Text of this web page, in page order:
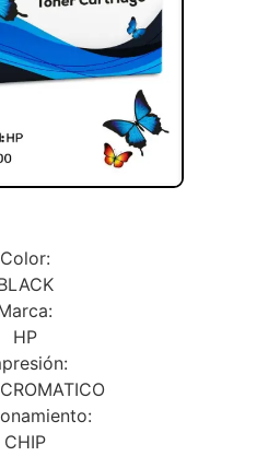
Color:
HP
CHIP